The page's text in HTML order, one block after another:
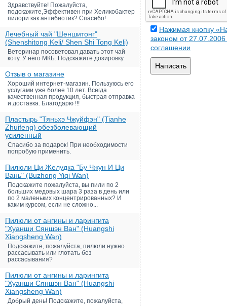
Здравствуйте! Пожалуйста,
подскажите,Эффективен при Хеликобактер
пилори как антибиотик? Спасибо!
Лечебный чай "Шеншитонг"
(Shenshitong Keli/ Shen Shi Tong Keli)
Ветеринар посоветовал давать этот чай
коту. У него МКБ. Подскажите дозировку.
Отзыв о магазине
Хороший интернет-магазин. Пользуюсь его
услугами уже более 10 лет. Всегда
качественная продукция, быстрая отправка
и доставка. Благодарю !!!
Пластырь "Тяньхэ Чжуйфэн" (Tianhe
Zhuifeng) обезболевающий
усиленный
Спасибо за подарок! При необходимости
попробую применить.
Пилюли Ци Желудка "Бу Чжун И Ци
Вань" (Buzhong Yiqi Wan)
Подскажите пожалуйста, вы пили по 2
больших медовых шара 3 раза в день или
по 2 маленьких концентрированных? И
каким курсом, если не сложно...
Пилюли от ангины и ларингита
"Хуанши Сяншэн Ван" (Huangshi
Xiangsheng Wan)
Подскажите, пожалуйста, пилюли нужно
рассасывать или глотать без
рассасывания?
Пилюли от ангины и ларингита
"Хуанши Сяншэн Ван" (Huangshi
Xiangsheng Wan)
Добрый день! Подскажите, пожалуйста,
Нажимая кнопку
законом от
соглашении
Написать